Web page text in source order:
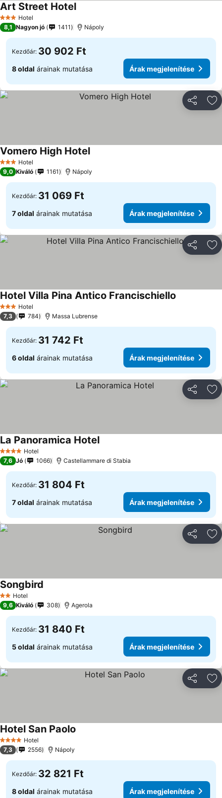
3 Kategória
Hotel
Art Street HotelÁrak megjelenítése
8,1 Nagyon jó 1411 Nápoly
Kezdőár: 30 902 Ft
8 oldal árainak mutatása Árak megjelenítése
3 Kategória
Hotel
Vomero High HotelÁrak megjelenítése
9,0 Kiváló 1161 Nápoly
Kezdőár: 31 069 Ft
7 oldal árainak mutatása Árak megjelenítése
3 Kategória
Hotel
Hotel Villa Pina Antico Francischiello
7,3 784 Massa Lubrense
Kezdőár: 31 742 Ft
6 oldal árainak mutatása Árak megjelenítése
4 KategóriaHotel
La Panoramica HotelÁrak megjelenítése
7,6 Jó 1066 Castellammare di Stabia
Kezdőár: 31 804 Ft
7 oldal árainak mutatása Árak megjelenítése
2 Kategória
Hotel
Songbird
9,6 Kiváló 308 Agerola
Kezdőár: 31 840 Ft
5 oldal árainak mutatása Árak megjelenítése
4 KategóriaHotel
Hotel San Paolo
7,3 2556 Nápoly
Kezdőár: 32 821 Ft
8 oldal árainak mutatása Árak megjelenítése